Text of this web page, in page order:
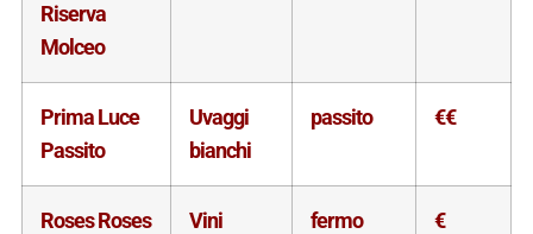
Riserva
Molceo
Prima Luce
Passito
Uvaggi
bianchi
passito €€
Roses Roses
Vini
fermo €